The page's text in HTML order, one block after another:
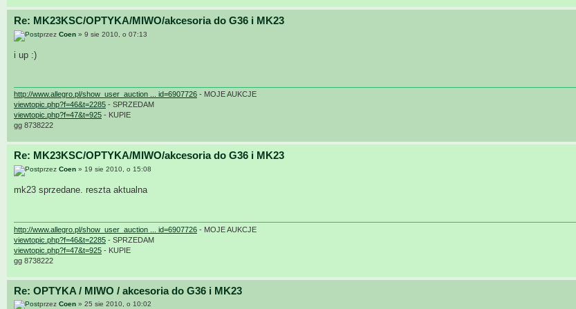
Re: MK23KSC/OPTYKA/MIWO/akcesoria do G36 i MK23
przez Coen » 9 sie 2010, o 07:13
i up :)
http://www.allegro.pl/show_user_auction ... id=6907726 - MOJE AUKCJE
viewtopic.php?f=46&t=2285 - SPRZEDAM
viewtopic.php?f=47&t=925 - KUPIE
gg 8738222
Re: MK23KSC/OPTYKA/MIWO/akcesoria do G36 i MK23
przez Coen » 19 sie 2010, o 15:08
mk23 sprzedane. reszta aktualna
http://www.allegro.pl/show_user_auction ... id=6907726 - MOJE AUKCJE
viewtopic.php?f=46&t=2285 - SPRZEDAM
viewtopic.php?f=47&t=925 - KUPIE
gg 8738222
Re: OPTYKA / MIWO / akcesoria do G36 i MK23
przez Coen » 25 sie 2010, o 10:02